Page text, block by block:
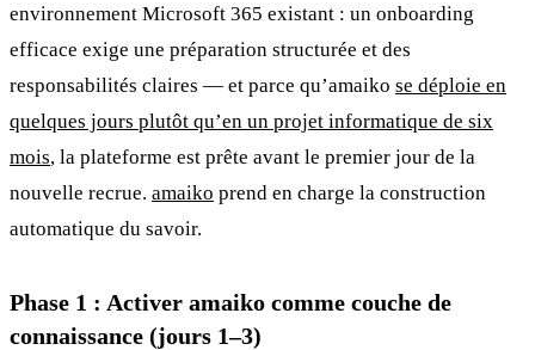
environnement Microsoft 365 existant : un onboarding
efficace exige une préparation structurée et des
responsabilités claires — et parce qu’amaiko se déploie en
quelques jours plutôt qu’en un projet informatique de six
mois, la plateforme est prête avant le premier jour de la
nouvelle recrue. amaiko prend en charge la construction
automatique du savoir.
Phase 1 : Activer amaiko comme couche de
connaissance (jours 1–3)